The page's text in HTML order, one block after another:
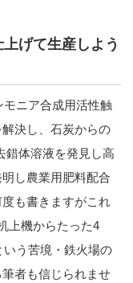
げて生産しよう
ニア合成用活性触
決し、石炭からの
錯体溶液を発見し高
し農業用肥料配合
も書きますがこれ
上機からたった4
う苦境・鉄火場の
者も信じられませ